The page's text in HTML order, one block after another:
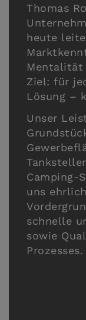
Thomas
heute
Mentalität
Ziel: für
Lösung –
Unser
Camping-
uns
schnelle
sowie
Prozesses.